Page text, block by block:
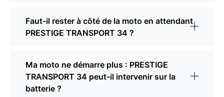
Faut-il rester à côté de la moto en attendant
PRESTIGE TRANSPORT 34 ?
Ma moto ne démarre plus : PRESTIGE
TRANSPORT 34 peut-il intervenir sur la
batterie ?